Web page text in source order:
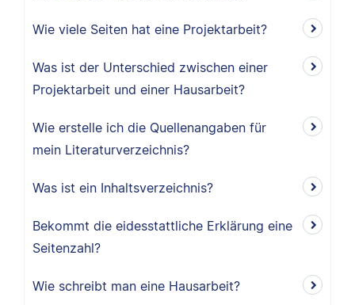
Wie viele Seiten hat eine Projektarbeit?
Was ist der Unterschied zwischen einer
Projektarbeit und einer Hausarbeit?
Wie erstelle ich die Quellenangaben für
mein Literaturverzeichnis?
Was ist ein Inhaltsverzeichnis?
Bekommt die eidesstattliche Erklärung eine
Seitenzahl?
Wie schreibt man eine Hausarbeit?